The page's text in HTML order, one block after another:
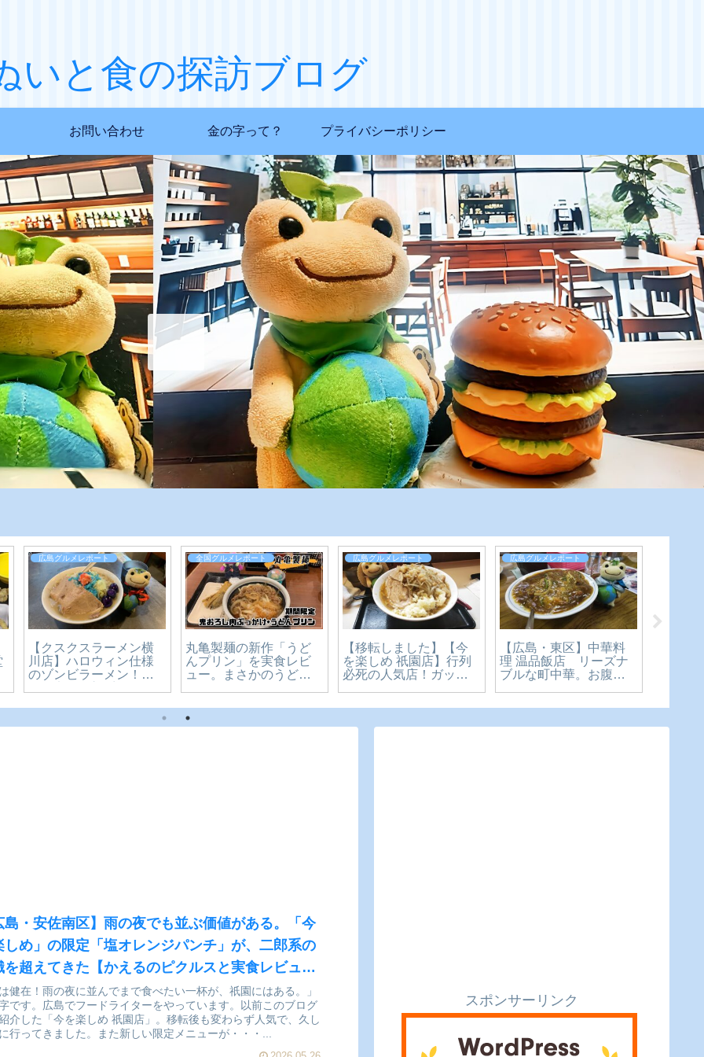
いと食の探訪ブログ
お問い合わせ 金の字って？ プライバシーポリシー
広島グルメレポート
【クスクスラーメン横
川店】ハロウィン仕様
のゾンビラーメン！期
全国グルメレポート
丸亀製麺の新作「うど
んプリン」を実食レビ
ュー。まさかのうどん×
のピクルスと実食レビ
ュー】
広島グルメレポート
【移転しました】【今
を楽しめ 祇園店】行列
必死の人気店！ガッツ
広島グルメレポート
【広島・東区】中華料
理 温品飯店 リーズナ
ブルな町中華。お腹も
ビュー】
島・安佐南区】雨の夜でも並ぶ価値がある。「今
しめ」の限定「塩オレンジパンチ」が、二郎系の
を超えてきた【かえるのピクルスと実食レビュ
健在！雨の夜に並んでまで食べたい一杯が、祇園にはある。」
です。広島でフードライターをやっています。以前このブログ
介した「今を楽しめ 祇園店」。移転後も変わらず人気で、久し
行ってきました。また新しい限定メニューが・・・...
スポンサーリンク